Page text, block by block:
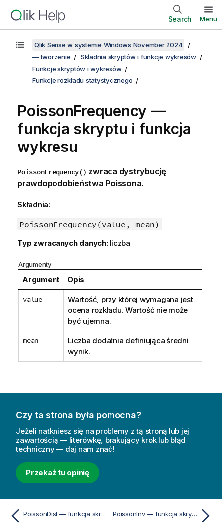
Search Menu
Qlik Sense w systemie Windows November 2024
— tworzenie
Składnia skryptów i funkcje wykresów
Funkcje skryptów i wykresów
Funkcje rozkładu statystycznego
PoissonFrequency —
funkcja skryptu i funkcja
wykresu
PoissonFrequency() zwraca dystrybucję
prawdopodobieństwa Poissona.
Składnia:
PoissonFrequency(value, mean)
Typ zwracanych danych: liczba
Argumenty
Argument Opis
value
Wartość, przy której wymagana jest
ocena rozkładu. Wartość nie może
być ujemna.
mean
Liczba dodatnia definiująca średni
wynik.
Czy ta strona była pomocna?
Jeżeli natkniesz się na problemy z tą stroną lub jej
zawartością — literówkę, brakujący krok lub błąd
techniczny — daj nam znać!
Przekaż tu opinię
PoissonDist — funkcja skryptu i funkcja wykresu PoissonInv — funkcja skryptu i funkcja wykresu